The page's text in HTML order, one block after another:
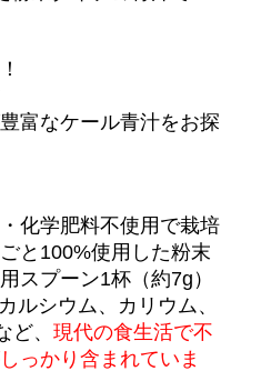
富なケール青汁をお探
化学肥料不使用で栽培
と100%使用した粉末
スプーン1杯（約7g）
ルシウム、カリウム、
ど、現代の食生活で不
っかり含まれていま